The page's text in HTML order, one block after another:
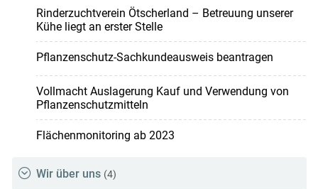
Rinderzuchtverein Ötscherland – Betreuung unserer
Kühe liegt an erster Stelle
Pflanzenschutz-Sachkundeausweis beantragen
Vollmacht Auslagerung Kauf und Verwendung von
Pflanzenschutzmitteln
Flächenmonitoring ab 2023
Wir über uns (4)